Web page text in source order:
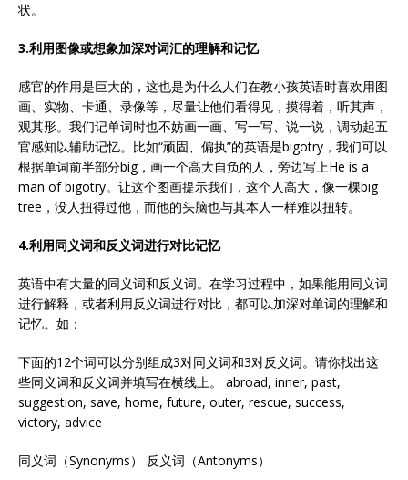
状。
3.利用图像或想象加深对词汇的理解和记忆
感官的作用是巨大的，这也是为什么人们在教小孩英语时喜欢用图
画、实物、卡通、录像等，尽量让他们看得见，摸得着，听其声，
观其形。我们记单词时也不妨画一画、写一写、说一说，调动起五
官感知以辅助记忆。比如“顽固、偏执”的英语是bigotry，我们可以
根据单词前半部分big，画一个高大自负的人，旁边写上He is a
man of bigotry。让这个图画提示我们，这个人高大，像一棵big
tree，没人扭得过他，而他的头脑也与其本人一样难以扭转。
4.利用同义词和反义词进行对比记忆
英语中有大量的同义词和反义词。在学习过程中，如果能用同义词
进行解释，或者利用反义词进行对比，都可以加深对单词的理解和
记忆。如：
下面的12个词可以分别组成3对同义词和3对反义词。请你找出这
些同义词和反义词并填写在横线上。 abroad, inner, past,
suggestion, save, home, future, outer, rescue, success,
victory, advice
同义词（Synonyms） 反义词（Antonyms）